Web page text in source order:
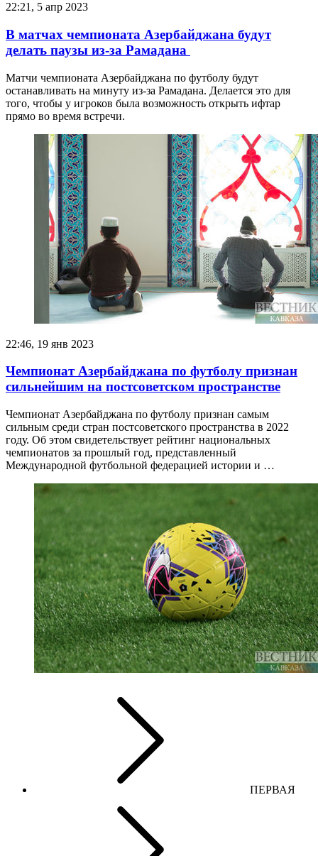
22:21, 5 апр 2023
В матчах чемпионата Азербайджана будут
делать паузы из-за Рамадана
Матчи чемпионата Азербайджана по футболу будут
останавливать на минуту из-за Рамадана. Делается это для
того, чтобы у игроков была возможность открыть ифтар
прямо во время встречи.
22:46, 19 янв 2023
Чемпионат Азербайджана по футболу признан
сильнейшим на постсоветском пространстве
Чемпионат Азербайджана по футболу признан самым
сильным среди стран постсоветского пространства в 2022
году. Об этом свидетельствует рейтинг национальных
чемпионатов за прошлый год, представленный
Международной футбольной федерацией истории и …
ПЕРВАЯ